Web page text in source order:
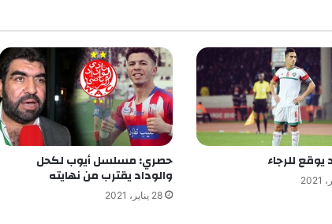
يوقع للرجاء حصري: مسلسل أيوب لكحل
والوداد يقترب من نهايته
28 يناير، 2021